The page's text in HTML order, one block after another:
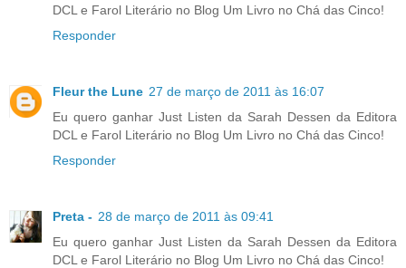
DCL e Farol Literário no Blog Um Livro no Chá das Cinco!
Responder
Fleur the Lune 27 de março de 2011 às 16:07
Eu quero ganhar Just Listen da Sarah Dessen da Editora
DCL e Farol Literário no Blog Um Livro no Chá das Cinco!
Responder
Preta - 28 de março de 2011 às 09:41
Eu quero ganhar Just Listen da Sarah Dessen da Editora
DCL e Farol Literário no Blog Um Livro no Chá das Cinco!